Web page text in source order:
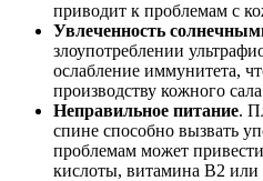
приводит к проблемам с
Увлеченность
злоупотреблении
ослабление иммунитета,
производству кожного
Неправильное питание.
спине способно вызвать
проблемам может
кислоты, витамина В2 или